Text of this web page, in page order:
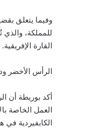
وفيما يتعلق
للمملكة،
القارة الإفريقية.
الرأس الأخضر
أكد بوريطة أن
العمل الخاصة
الكابفيردية في